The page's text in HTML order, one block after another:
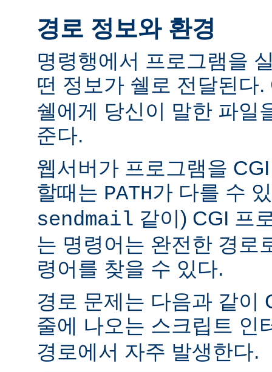
경로 정보와 환경
명령행에서 프로그램을
떤 정보가 쉘로 전달된다
쉘에게 당신이 말한 파일
준다.
웹서버가 프로그램을
할때는 PATH가 다를 수
sendmail 같이) CGI 프
는 명령어는 완전한 경로
령어를 찾을 수 있다.
경로 문제는 다음과 같이
줄에 나오는 스크립트 인
경로에서 자주 발생한다.